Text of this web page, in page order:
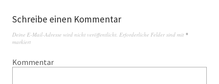
Schreibe einen Kommentar
Deine E-Mail-Adresse wird nicht veröffentlicht. Erforderliche Felder sind mit *
markiert
Kommentar